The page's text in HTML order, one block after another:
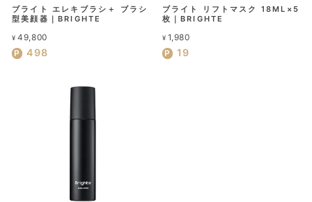
ブライト エレキブラシ＋ ブラシ
型美顔器｜BRIGHTE
¥ 49,800
498
ブライト リフトマスク 18ML×5
枚｜BRIGHTE
¥ 1,980
19